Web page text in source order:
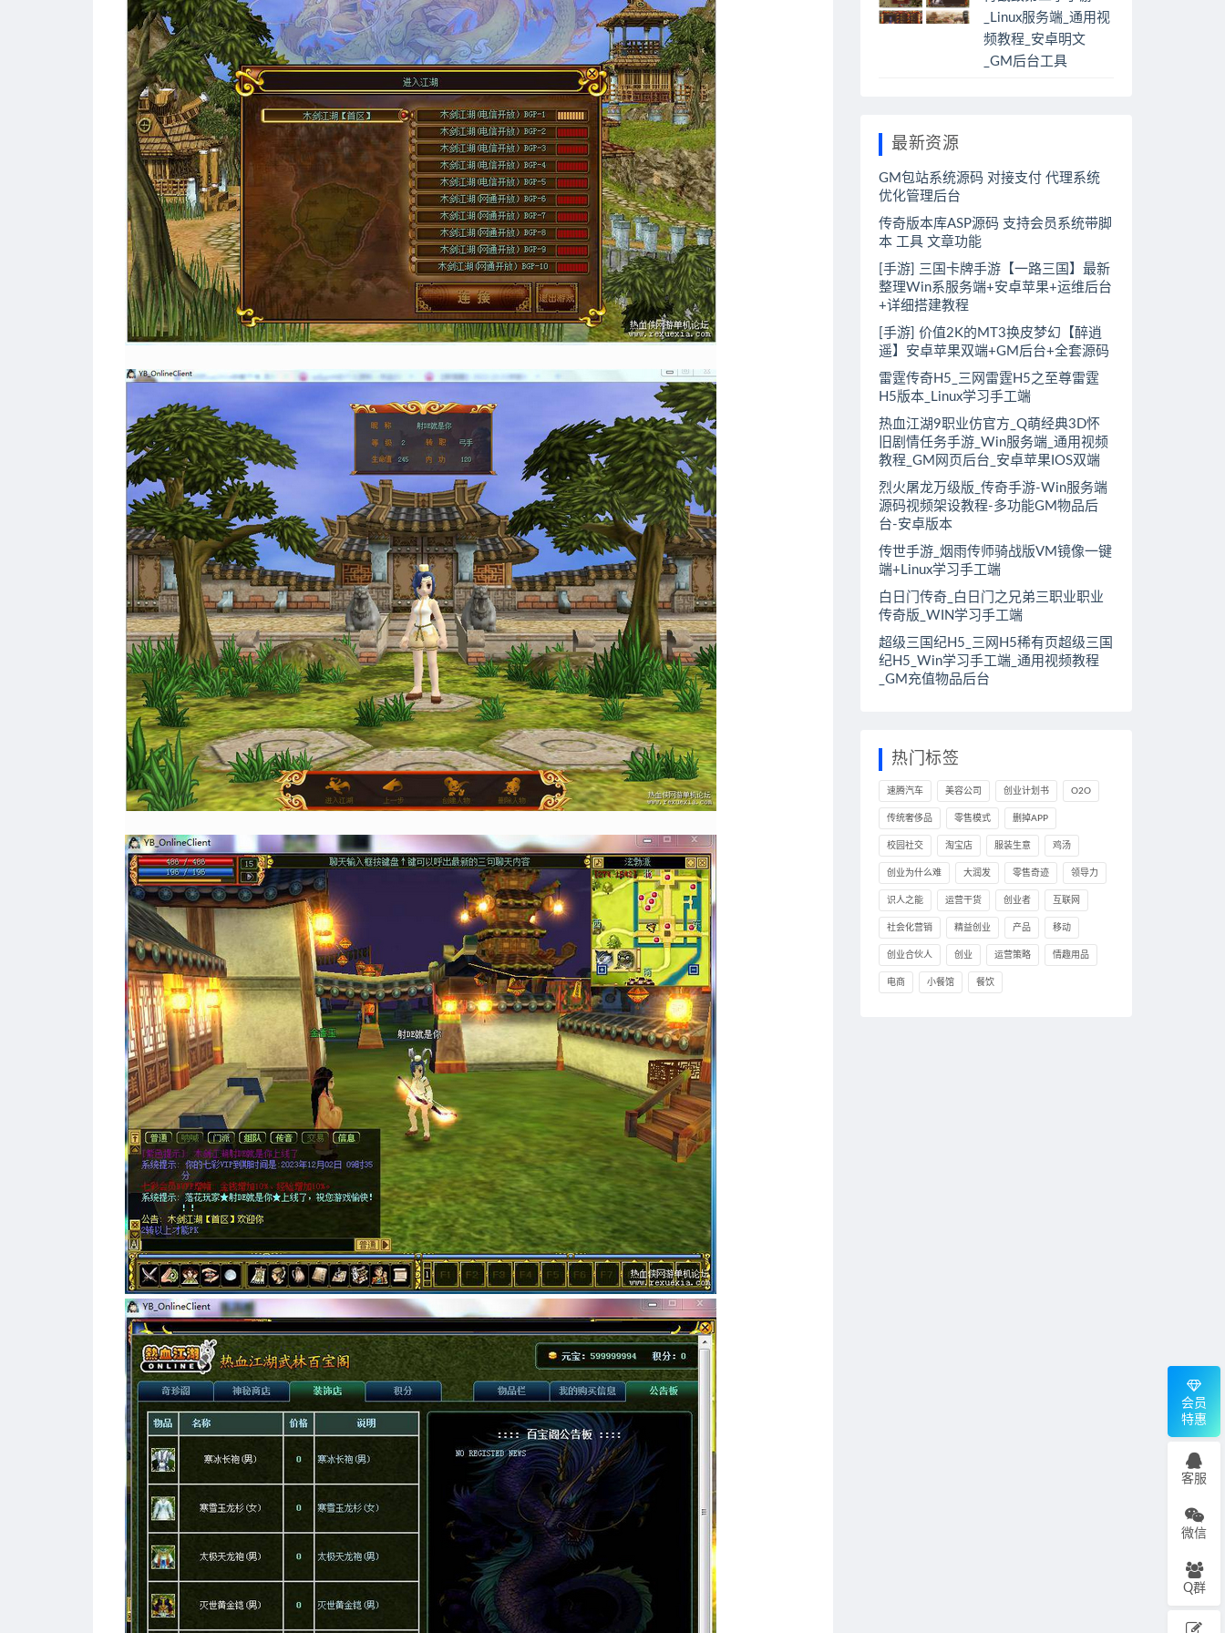
_Linux服务端_通用视
频教程_安卓明文
_GM后台工具
最新资源
GM包站系统源码 对接支付 代理系统
优化管理后台
传奇版本库ASP源码 支持会员系统带脚
本 工具 文章功能
[手游] 三国卡牌手游【一路三国】最新
整理Win系服务端+安卓苹果+运维后台
+详细搭建教程
[手游] 价值2K的MT3换皮梦幻【醉逍
遥】安卓苹果双端+GM后台+全套源码
雷霆传奇H5_三网雷霆H5之至尊雷霆
H5版本_Linux学习手工端
热血江湖9职业仿官方_Q萌经典3D怀
旧剧情任务手游_Win服务端_通用视频
教程_GM网页后台_安卓苹果IOS双端
烈火屠龙万级版_传奇手游-Win服务端
源码视频架设教程-多功能GM物品后
台-安卓版本
传世手游_烟雨传师骑战版VM镜像一键
端+Linux学习手工端
白日门传奇_白日门之兄弟三职业职业
传奇版_WIN学习手工端
超级三国纪H5_三网H5稀有页超级三国
纪H5_Win学习手工端_通用视频教程
_GM充值物品后台
热门标签
速腾汽车 美容公司 创业计划书 O2O
传统奢侈品 零售模式 删掉APP
校园社交 淘宝店 服装生意 鸡汤
创业为什么难 大润发 零售奇迹 领导力
识人之能 运营干货 创业者 互联网
社会化营销 精益创业 产品 移动
创业合伙人 创业 运营策略 情趣用品
电商 小餐馆 餐饮
会员
特惠
客服
微信
Q群